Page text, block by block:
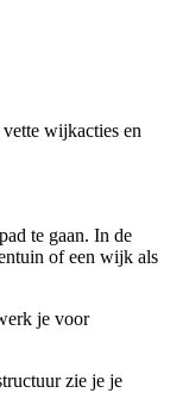
wijkacties en
te gaan. In de
of een wijk als
je voor
zie je je